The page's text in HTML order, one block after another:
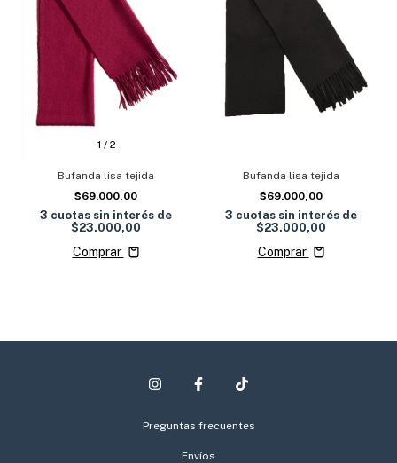
1 / 2
Bufanda lisa tejida
$69.000,00
3 cuotas sin interés de
$23.000,00
Comprar
Bufanda lisa tejida
$69.000,00
3 cuotas sin interés de
$23.000,00
Comprar
Preguntas frecuentes
Envíos